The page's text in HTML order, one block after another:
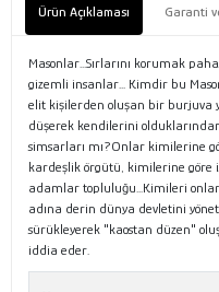
Ürün Açıklaması Garanti
Masonlar...Sırlarını korumak
gizemli insanlar... Kimdir bu
elit kişilerden oluşan bir burjuva
düşerek kendilerini
simsarları mı?Onlar kimilerine
kardeşlik örgütü, kimilerine göre
adamlar topluluğu...Kimileri
adına derin dünya devletini
sürükleyerek "kaostan düzen"
iddia eder.